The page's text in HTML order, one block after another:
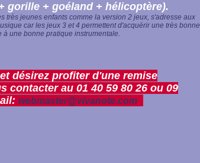
gorille + goéland + hélicoptère).
très jeunes enfants comme la version 2 jeux, s'adresse aux
car les jeux 3 et 4 permettent d'acquérir une très bonne
une bonne pratique instrumentale.
désirez profiter d'une remise
contacter au 01 40 59 80 26 ou 09
webmaster@vivanote.com